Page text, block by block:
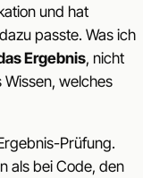
und hat
passte. Was ich
Ergebnis, nicht
welches
Prüfung.
als bei Code, den